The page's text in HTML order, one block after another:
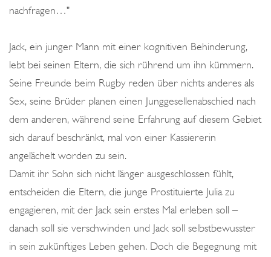
nachfragen…"
Jack, ein junger Mann mit einer kognitiven Behinderung,
lebt bei seinen Eltern, die sich rührend um ihn kümmern.
Seine Freunde beim Rugby reden über nichts anderes als
Sex, seine Brüder planen einen Junggesellenabschied nach
dem anderen, während seine Erfahrung auf diesem Gebiet
sich darauf beschränkt, mal von einer Kassiererin
angelächelt worden zu sein.
Damit ihr Sohn sich nicht länger ausgeschlossen fühlt,
entscheiden die Eltern, die junge Prostituierte Julia zu
engagieren, mit der Jack sein erstes Mal erleben soll –
danach soll sie verschwinden und Jack soll selbstbewusster
in sein zukünftiges Leben gehen. Doch die Begegnung mit